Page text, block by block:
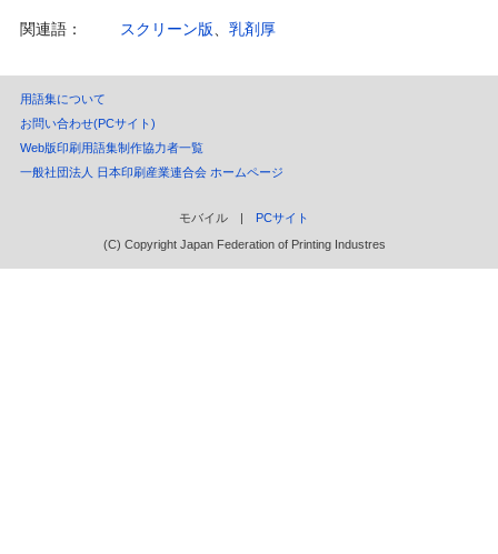
関連語： スクリーン版 乳剤厚
用語集について
お問い合わせ(PCサイト)
Web版印刷用語集制作協力者一覧
一般社団法人 日本印刷産業連合会 ホームページ
モバイル | PCサイト
(C) Copyright Japan Federation of Printing Industres